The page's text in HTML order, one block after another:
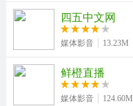
四五中文网
媒体影音 13.23M
鲜橙直播
媒体影音 124.60M